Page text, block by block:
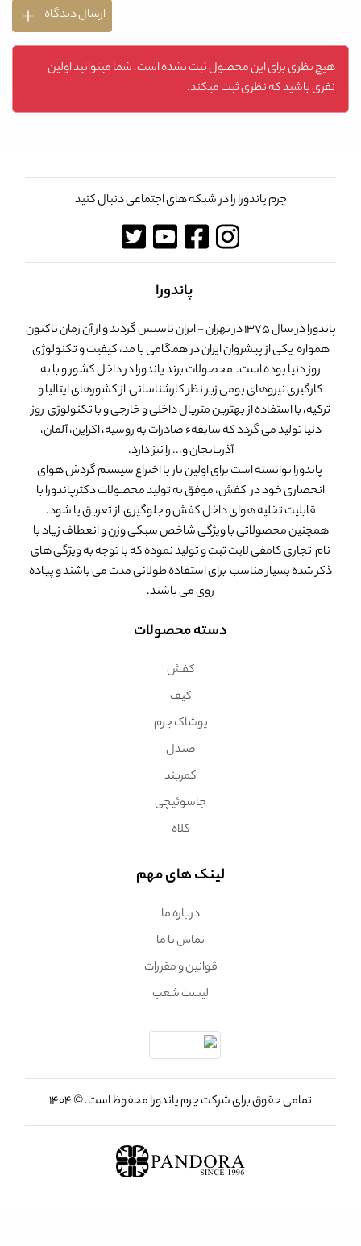
ارسال دیدگاه
هیچ نظری برای این محصول ثبت نشده است. شما میتوانید اولین
نفری باشید که نظری ثبت میکند.
چرم پاندورا را در شبکه های اجتماعی دنبال کنید
پاندورا
پاندورا در سال 1375 در تهران - ایران تاسیس گردید و از آن زمان تاکنون
همواره یکی از پیشروان ایران در همگامی با مد، کیفیت و تکنولوژی
روز دنیا بوده است. محصولات برند پاندورا در داخل کشور و با به
کارگیری نیروهای بومی زیر نظر کارشناسانی از کشورهای ایتالیا و
ترکیه، با استفاده از بهترین متریال داخلی و خارجی و با تکنولوژی روز
دنیا تولید می گردد که سابقهء صادرات به روسیه، اکراین، آلمان،
آذربایجان و... را نیز دارد.
پاندورا توانسته است برای اولین بار با اختراع سیستم گردش هوای
انحصاری خود در کفش، موفق به تولید محصولات دکترپاندورا با
قابلیت تخلیه هوای داخل کفش و جلوگیری از تعریق پا شود.
همچنین محصولاتی با ویژگی شاخص سبکی وزن و انعطاف زیاد با
نام تجاری کامفی لایت ثبت و تولید نموده که با توجه به ویژگی های
ذکر شده بسیار مناسب برای استفاده طولانی مدت می باشند و پیاده
روی می باشند.
دسته محصولات
کفش
کیف
پوشاک چرم
صندل
کمربند
جاسوئیچی
کلاه
لینک های مهم
درباره ما
تماس با ما
قوانین و مقررات
لیست شعب
تمامی حقوق برای شرکت چرم پاندورا محفوظ است. © 1404